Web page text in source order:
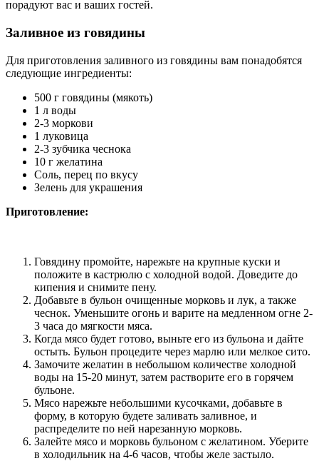
порадуют вас и ваших гостей.
Заливное из говядины
Для приготовления заливного из говядины вам понадобятся
следующие ингредиенты:
500 г говядины (мякоть)
1 л воды
2-3 моркови
1 луковица
2-3 зубчика чеснока
10 г желатина
Соль, перец по вкусу
Зелень для украшения
Приготовление:
Говядину промойте, нарежьте на крупные куски и
положите в кастрюлю с холодной водой. Доведите до
кипения и снимите пену.
Добавьте в бульон очищенные морковь и лук, а также
чеснок. Уменьшите огонь и варите на медленном огне 2-
3 часа до мягкости мяса.
Когда мясо будет готово, выньте его из бульона и дайте
остыть. Бульон процедите через марлю или мелкое сито.
Замочите желатин в небольшом количестве холодной
воды на 15-20 минут, затем растворите его в горячем
бульоне.
Мясо нарежьте небольшими кусочками, добавьте в
форму, в которую будете заливать заливное, и
распределите по ней нарезанную морковь.
Залейте мясо и морковь бульоном с желатином. Уберите
в холодильник на 4-6 часов, чтобы желе застыло.